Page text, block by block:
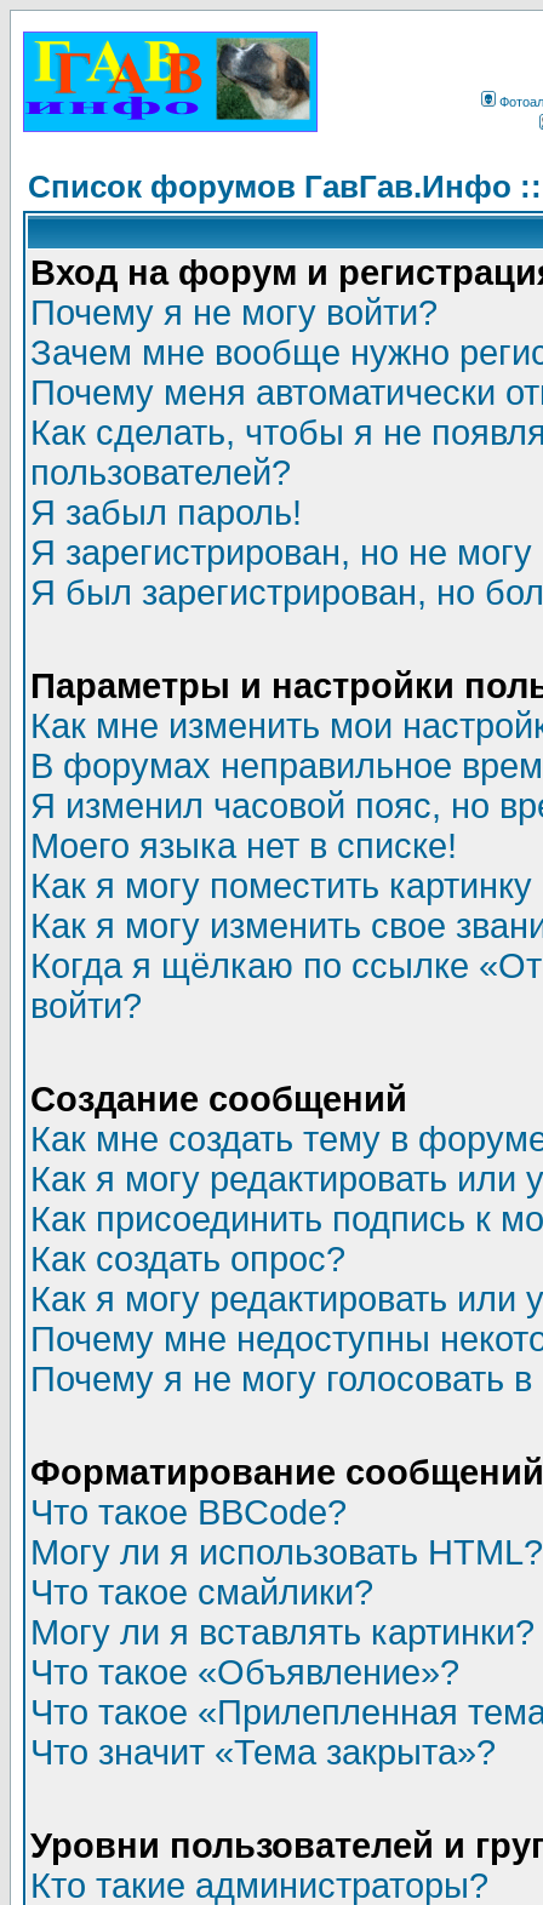
Список форумов ГавГав.Инфо
Вход на форум и
Почему я не могу войти?
Зачем мне вообще нужно
Почему меня автоматически
Как сделать, чтобы я не
пользователей?
Я забыл пароль!
Я зарегистрирован, но не могу
Я был зарегистрирован, но
Параметры и настройки
Как мне изменить мои
В форумах неправильное
Я изменил часовой пояс, но
Моего языка нет в списке!
Как я могу поместить
Как я могу изменить свое
Когда я щёлкаю по ссылке
войти?
Создание сообщений
Как мне создать тему в
Как я могу редактировать или
Как присоединить подпись к
Как создать опрос?
Как я могу редактировать или
Почему мне недоступны
Почему я не могу голосовать
Форматирование
Что такое BBCode?
Могу ли я использовать HTML?
Что такое смайлики?
Могу ли я вставлять картинки?
Что такое «Объявление»?
Что такое «Прилепленная
Что значит «Тема закрыта»?
Уровни пользователей и
Кто такие администраторы?